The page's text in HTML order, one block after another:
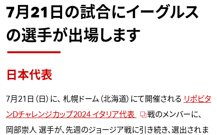
7月21日の試合にイーグルス
の選手が出場します
日本代表
7月21日（日）に、 札幌ドーム（北海道）にて開催される リポビタ
ンDチャレンジカップ2024 イタリア代表
戦のメンバーに、
岡部崇人 選手が、先週のジョージア戦に引き続き、選出されま